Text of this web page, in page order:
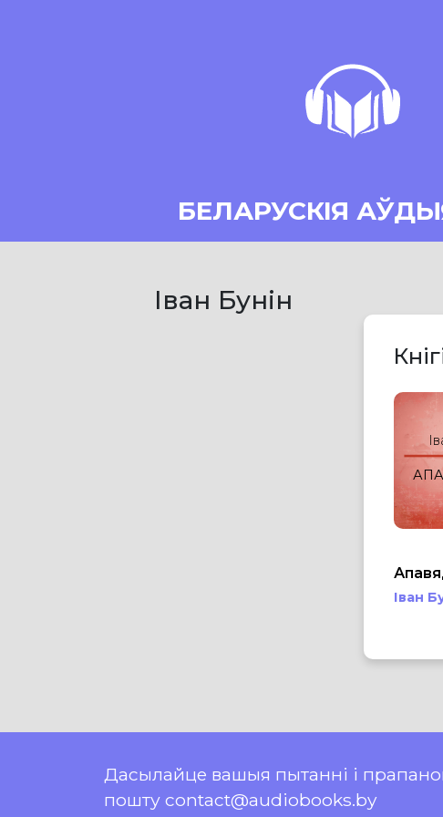
БЕЛАРУСКІЯ
Іван Бунін
Іван
Дасылайце вашыя пытанні і
пошту contact@audiobooks.by